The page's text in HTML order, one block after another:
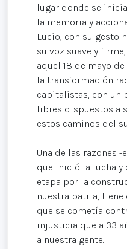
lugar donde se
la memoria y
Lucio, con su gesto
su voz suave y
aquel 18 de mayo
la transformación
capitalistas, con un
libres dispuestos a
estos caminos del
Una de las razones
que inició la lucha y
etapa por la
nuestra patria,
que se cometía
injusticia que a 33
a nuestra gente.